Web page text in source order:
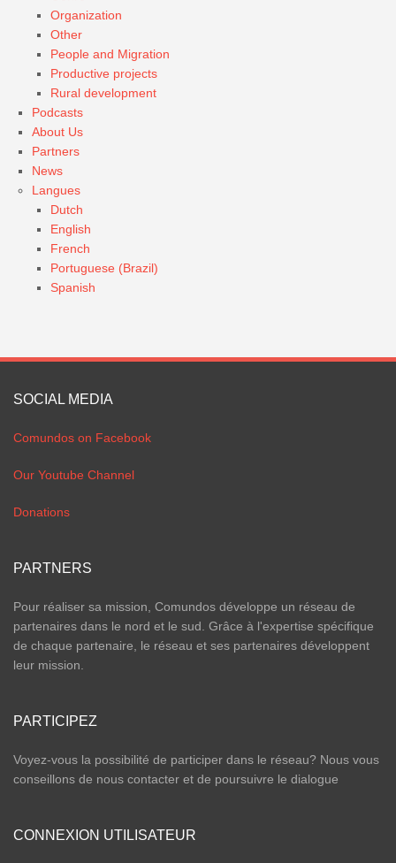
Organization
Other
People and Migration
Productive projects
Rural development
Podcasts
About Us
Partners
News
Langues
Dutch
English
French
Portuguese (Brazil)
Spanish
SOCIAL MEDIA
Comundos on Facebook
Our Youtube Channel
Donations
PARTNERS
Pour réaliser sa mission, Comundos développe un réseau de
partenaires dans le nord et le sud. Grâce à l'expertise spécifique
de chaque partenaire, le réseau et ses partenaires développent
leur mission.
PARTICIPEZ
Voyez-vous la possibilité de participer dans le réseau? Nous vous
conseillons de nous contacter et de poursuivre le dialogue
CONNEXION UTILISATEUR